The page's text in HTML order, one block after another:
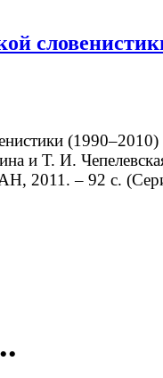
(1990–2010)
и Т. И.
2011. – 92 с.